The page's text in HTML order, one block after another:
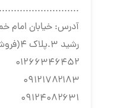
آدرس: خیابان امام
رشید ۳.پلاک ۴(فروشگاه کلیک ابزار .مجیدی)
۰۱۲۶۶۳۴۶۴۵۲
۰۹۱۲۱۷۸۲۱۸۳
۰۹۱۲۴۰۸۲۶۳۱